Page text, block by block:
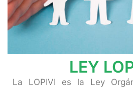
LEY
La LOPIVI es la Ley